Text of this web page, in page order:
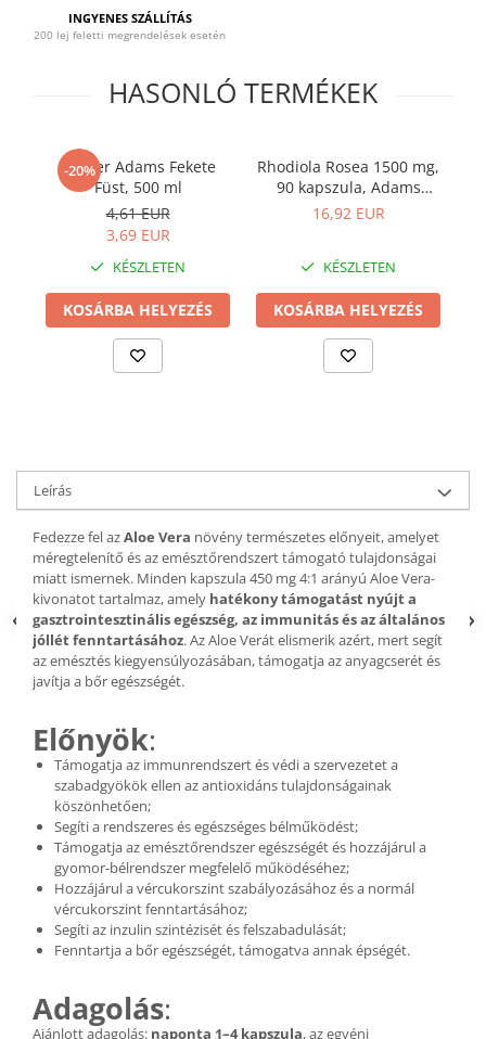
Prosztata
Szívbetegségek
Vizelés
Vérszegénység
Ízületi problémák
Öregedésgátlás, szépség
INGYENES SZÁLLÍTÁS
200 lej feletti megrendelések esetén
HASONLÓ TERMÉKEK
-20%
Shaker Adams Fekete
Füst, 500 ml
4,61 EUR
3,69 EUR
KÉSZLETEN
KOSÁRBA HELYEZÉS
Rhodiola Rosea 1500 mg,
90 kapszula, Adams
Supplements
16,92 EUR
KÉSZLETEN
KOSÁRBA HELYEZÉS
Leírás
Fedezze fel azAloe Vera növény természetes előnyeit, amelyet
méregtelenítő és az emésztőrendszert támogató tulajdonságai
miatt ismernek. Minden kapszula 450 mg 4:1 arányú Aloe Vera-
kivonatot tartalmaz, amely hatékony támogatást nyújt a
gasztrointesztinális egészség, az immunitás és az általános
jóllét fenntartásához. Az Aloe Verát elismerik azért, mert segít
az emésztés kiegyensúlyozásában, támogatja az anyagcserét és
javítja a bőr egészségét.
Előnyök:
Támogatja az immunrendszert és védi a szervezetet a
szabadgyökök ellen az antioxidáns tulajdonságainak
köszönhetően;
Segíti a rendszeres és egészséges bélműködést;
Támogatja az emésztőrendszer egészségét és hozzájárul a
gyomor-bélrendszer megfelelő működéséhez;
Hozzájárul a vércukorszint szabályozásához és a normál
vércukorszint fenntartásához;
Segíti az inzulin szintézisét és felszabadulását;
Fenntartja a bőr egészségét, támogatva annak épségét.
Adagolás:
Ajánlott adagolás: naponta 1–4 kapszula, az egyéni